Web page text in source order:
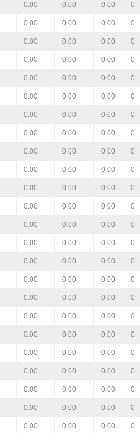
0.00 0.00 0.00 0
0.00 0.00 0.00 0
0.00 0.00 0.00 0
0.00 0.00 0.00 0
0.00 0.00 0.00 0
0.00 0.00 0.00 0
0.00 0.00 0.00 0
0.00 0.00 0.00 0
0.00 0.00 0.00 0
0.00 0.00 0.00 0
0.00 0.00 0.00 0
0.00 0.00 0.00 0
0.00 0.00 0.00 0
0.00 0.00 0.00 0
0.00 0.00 0.00 0
0.00 0.00 0.00 0
0.00 0.00 0.00 0
0.00 0.00 0.00 0
0.00 0.00 0.00 0
0.00 0.00 0.00 0
0.00 0.00 0.00 0
0.00 0.00 0.00 0
0.00 0.00 0.00 0
0.00 0.00 0.00 0